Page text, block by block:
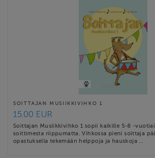
SOITTAJAN MUSIIKKIVIHKO 1
15.00 EUR
Soittajan Musiikkivihko 1 sopii kaikille 5-8 -
soittimesta riippumatta. Vihkossa pieni soittaja
opastuksella tekemään helppoja ja hauskoja …